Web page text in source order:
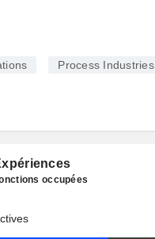
Process Industries
occupées